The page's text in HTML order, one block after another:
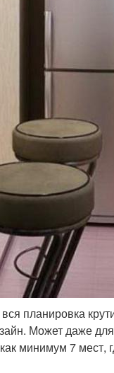
планировка
Может даже для
минимум 7 мест,